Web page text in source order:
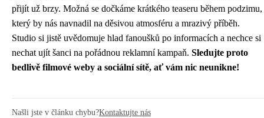
přijít už brzy. Možná se dočkáme krátkého teaseru během podzimu,
který by nás navnadil na děsivou atmosféru a mrazivý příběh.
Studio si jistě uvědomuje hlad fanoušků po informacích a nechce si
nechat ujít šanci na pořádnou reklamní kampaň. Sledujte proto
bedlivě filmové weby a sociální sítě, ať vám nic neunikne!
Našli jste v článku chybu?Kontaktujte nás